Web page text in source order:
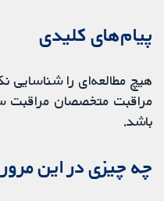
پیام‌های کلیدی
مراقبت متخصصان مراقبت
باشد.
چه چیزی در این